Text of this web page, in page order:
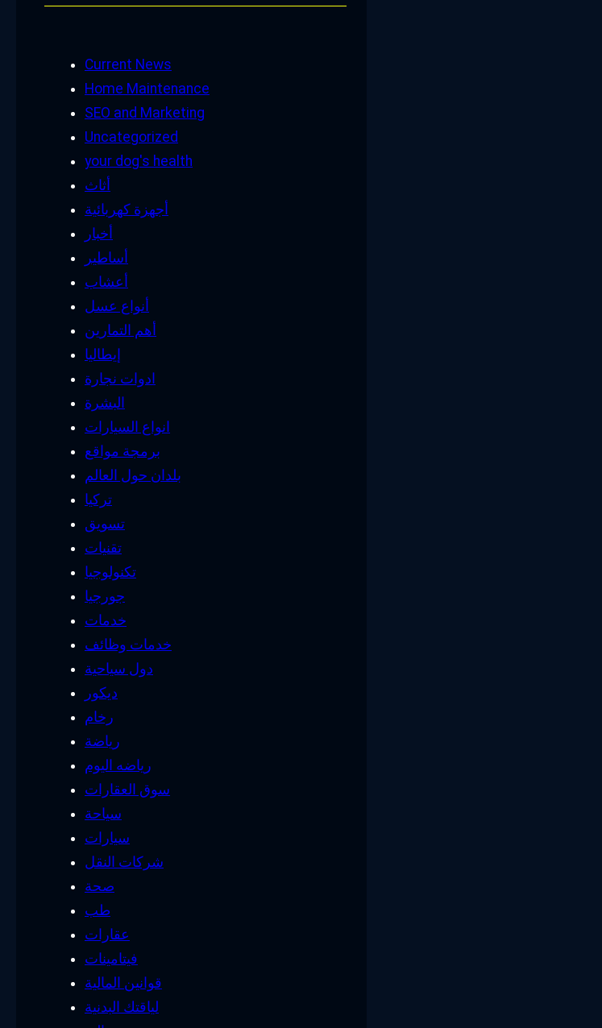
Current News
Home Maintenance
SEO and Marketing
Uncategorized
your dog's health
أثاث
أجهزة كهربائية
أخبار
أساطير
أعشاب
أنواع عسل
أهم التمارين
إيطاليا
ادوات نجارة
البشرة
انواع السيارات
برمجة مواقع
بلدان حول العالم
تركيا
تسويق
تقنيات
تكنولوجيا
جورجيا
خدمات
خدمات وظائف
دول سياحية
ديكور
رخام
رياضة
رياضه اليوم
سوق العقارات
سياحة
سيارات
شركات النقل
صحة
طب
عقارات
فيتامينات
قوانين المالية
لياقتك البدنية